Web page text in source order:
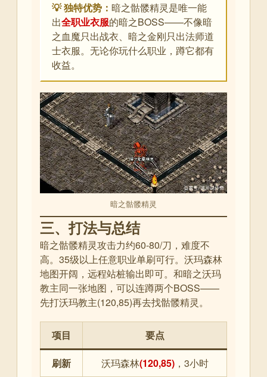
💡 独特优势： 暗之骷髅精灵是唯一能
出全职业衣服的暗之BOSS——不像暗
之血魔只出战衣、暗之金刚只出法师道
士衣服。无论你玩什么职业，蹲它都有
收益。
暗之骷髅精灵
三、打法与总结
暗之骷髅精灵攻击力约60-80/刀，难度不
高。35级以上任意职业单刷可行。沃玛森林
地图开阔，远程站桩输出即可。和暗之沃玛
教主同一张地图，可以连蹲两个BOSS——
先打沃玛教主(120,85)再去找骷髅精灵。
项目 要点
刷新 沃玛森林(120,85)，3小时